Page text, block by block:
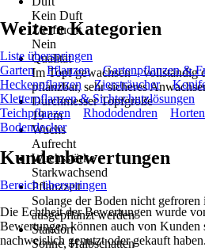
Kein Duft
Zierfrucht
Nein
Qualität
Im Topf gewachsen – vollständig
pflanzbar, sehr sicheres
Durchmesser Topfgröße
19 cm
Wuchs
Aufrecht
Wuchsstärke
Starkwachsend
Pflanzzeit
Solange der Boden nicht gefroren
ausgepflanzt werden
Standort
Sonne, Halbschatten
Weitere Kategorien
Liste überspringen
Garten
Pflanzen Gartenpflanzen &
Heckenpflanzen
Ziersträucher
Kletterpflanzen & Sichtschutzlösungen
Teichpflanzen
Rhododendren
Bodendecker
Kundenbewertungen
Bereich überspringen
Die Echtheit der Bewertungen wurde
Bewertungen können auch von Kunden
nachweislich genutzt oder gekauft haben.